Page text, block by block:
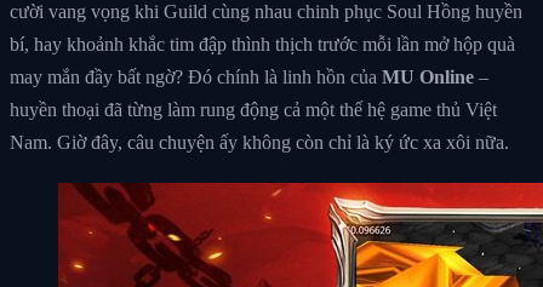
cười vang vọng khi Guild cùng nhau chinh phục Soul Hồng huyền
bí, hay khoảnh khắc tim đập thình thịch trước mỗi lần mở hộp quà
may mắn đầy bất ngờ? Đó chính là linh hồn của MU Online –
huyền thoại đã từng làm rung động cả một thế hệ game thủ Việt
Nam. Giờ đây, câu chuyện ấy không còn chỉ là ký ức xa xôi nữa.